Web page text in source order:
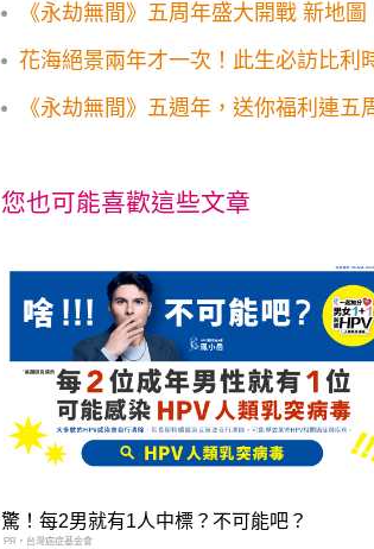
《永劫無間》五周
花海絕景兩年才一次！此生必訪比利
《永劫無間》五週年，送你福利連五
您也可能喜歡這些文章
驚！每2男就有1人中標？不可能吧？
PR・台灣癌症基金會